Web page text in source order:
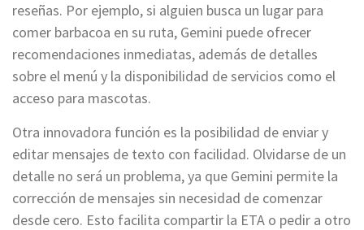
reseñas. Por ejemplo, si alguien busca un lugar para
comer barbacoa en su ruta, Gemini puede ofrecer
recomendaciones inmediatas, además de detalles
sobre el menú y la disponibilidad de servicios como el
acceso para mascotas.
Otra innovadora función es la posibilidad de enviar y
editar mensajes de texto con facilidad. Olvidarse de un
detalle no será un problema, ya que Gemini permite la
corrección de mensajes sin necesidad de comenzar
desde cero. Esto facilita compartir la ETA o pedir a otro